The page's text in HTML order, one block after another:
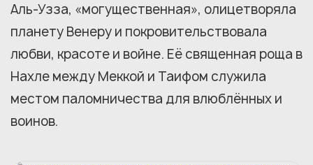
Аль-Узза, «могущественная», олицетворяла
планету Венеру и покровительствовала
любви, красоте и войне. Её священная роща в
Нахле между Меккой и Таифом служила
местом паломничества для влюблённых и
воинов.